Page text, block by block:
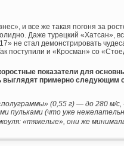
и все же такая погоня за
Даже турецкий «Хатсан»,
не стал демонстрировать
поступили и «Кросман» со
показатели для
выглядят примерно следующим
(0,55 г) — до 280 м/
пульками (что уже
«тяжелые», они же